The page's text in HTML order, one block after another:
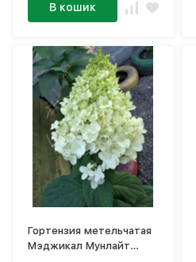
В кошик
Гортензия метельчатая
Мэджикал Мунлайт